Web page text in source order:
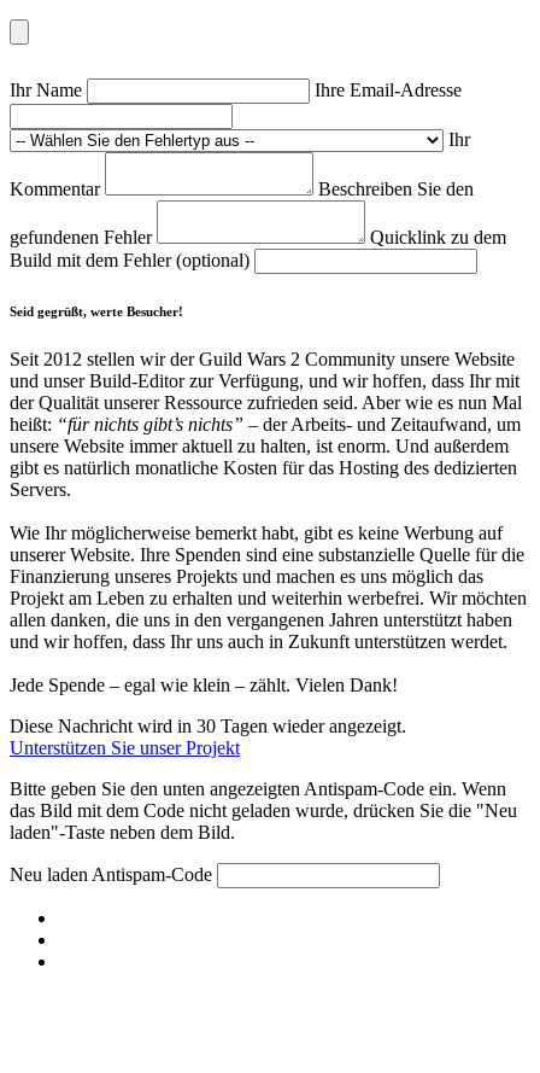
Ihr Name Ihre Email-Adresse
Ihr
Kommentar Beschreiben Sie den
gefundenen Fehler
Quicklink zu dem
Build mit dem Fehler (optional)
Seid gegrüßt, werte Besucher!
Seit 2012 stellen wir der Guild Wars 2 Community unsere Website
und unser Build-Editor zur Verfügung, und wir hoffen, dass Ihr mit
der Qualität unserer Ressource zufrieden seid. Aber wie es nun Mal
heißt: “für nichts gibt’s nichts” – der Arbeits- und Zeitaufwand, um
unsere Website immer aktuell zu halten, ist enorm. Und außerdem
gibt es natürlich monatliche Kosten für das Hosting des dedizierten
Servers.
Wie Ihr möglicherweise bemerkt habt, gibt es keine Werbung auf
unserer Website. Ihre Spenden sind eine substanzielle Quelle für die
Finanzierung unseres Projekts und machen es uns möglich das
Projekt am Leben zu erhalten und weiterhin werbefrei. Wir möchten
allen danken, die uns in den vergangenen Jahren unterstützt haben
und wir hoffen, dass Ihr uns auch in Zukunft unterstützen werdet.
Jede Spende – egal wie klein – zählt. Vielen Dank!
Diese Nachricht wird in 30 Tagen wieder angezeigt.
Unterstützen Sie unser Projekt
Bitte geben Sie den unten angezeigten Antispam-Code ein. Wenn
das Bild mit dem Code nicht geladen wurde, drücken Sie die "Neu
laden"-Taste neben dem Bild.
Neu ladenAntispam-Code